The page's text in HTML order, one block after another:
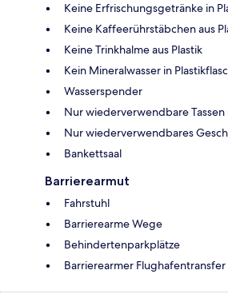
Keine Erfrischungsgetränke in
Keine Kaffeerührstäbchen aus
Keine Trinkhalme aus Plastik
Kein Mineralwasser in
Wasserspender
Nur wiederverwendbare
Nur wiederverwendbares
Bankettsaal
Barrierearmut
Fahrstuhl
Barrierearme Wege
Behindertenparkplätze
Barrierearmer Flughafentransfer